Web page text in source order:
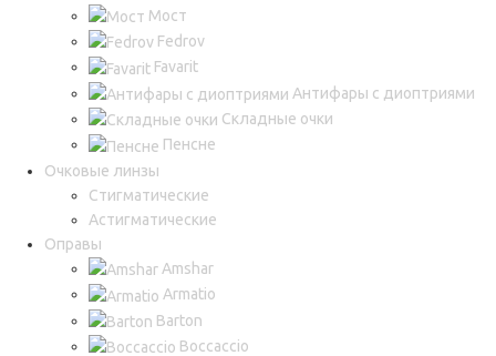
Мост
Fedrov
Favarit
Антифары с диоптриями
Складные очки
Пенсне
Очковые линзы
Стигматические
Астигматические
Оправы
Amshar
Armatio
Barton
Boccaccio